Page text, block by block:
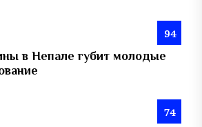
94
в Непале губит молодые
74